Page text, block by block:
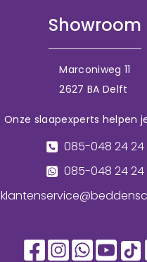
Showroom
Marconiweg 11
2627 BA Delft
Onze slaapexperts helpen
085-048 24 24
085-048 24 24